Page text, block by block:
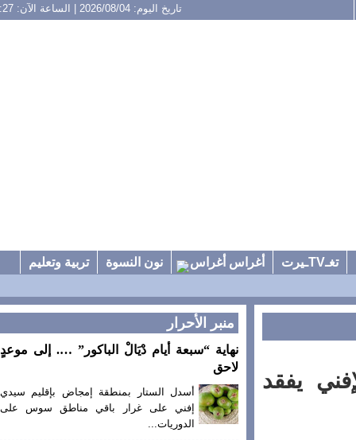
تاريخ اليوم: 2026/08/04 | الساعة الآن: 16:27
أغراس أغراس نون النسوة تربية وتعليم
يفقد
منبر الأحرار
نهاية “سبعة أيام دْيَالْ الباكور” …. إلى موعدٍ
لاحق
أسدل الستار بمنطقة إمجاض بإقليم سيدي
إفني على غرار باقي مناطق سوس على
الدوريات...